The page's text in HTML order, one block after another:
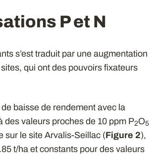
P et N
s’est traduit par une augmentation
qui ont des pouvoirs fixateurs
baisse de rendement avec la
des valeurs proches de 10 ppm P2O5
sur le site Arvalis-Seillac (Figure 2),
t/ha et constants pour des valeurs